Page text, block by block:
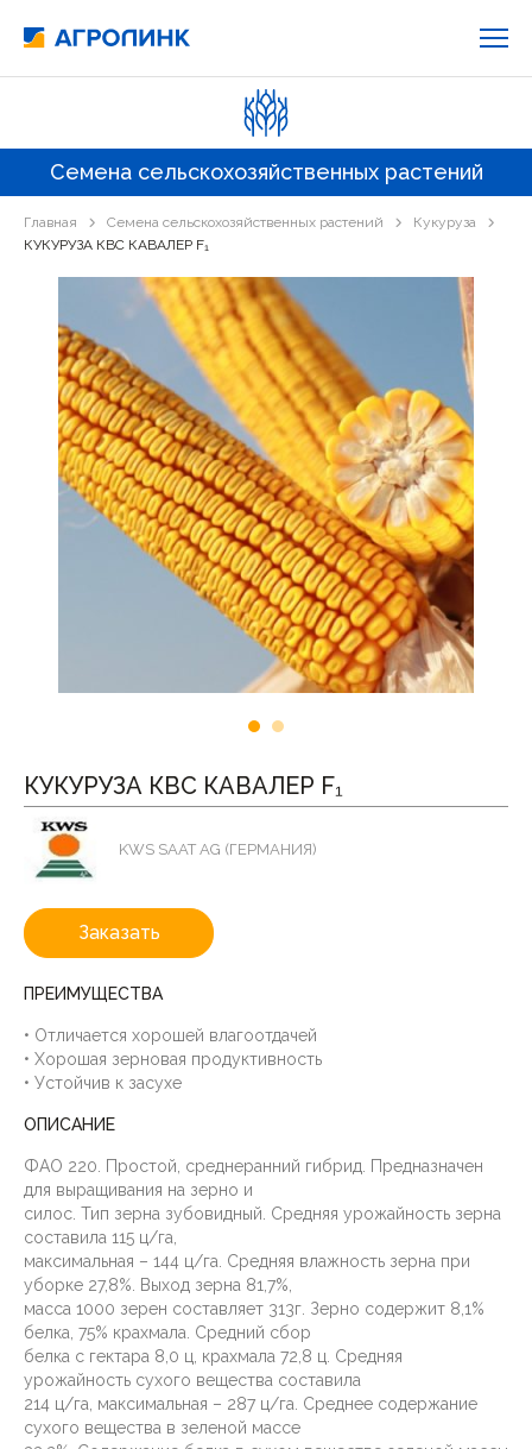
Семена сельскохозяйственных растений
Главная Семена сельскохозяйственных растений
Кукуруза
КУКУРУЗА КВС КАВАЛЕР F₁
КУКУРУЗА КВС КАВАЛЕР F₁
KWS SAAT AG (ГЕРМАНИЯ)
Заказать
ПРЕИМУЩЕСТВА
• Отличается хорошей влагоотдачей
• Хорошая зерновая продуктивность
• Устойчив к засухе
ОПИСАНИЕ
ФАО 220. Простой, среднеранний гибрид. Предназначен
для выращивания на зерно и
силос. Тип зерна зубовидный. Средняя урожайность зерна
составила 115 ц/га,
максимальная – 144 ц/га. Средняя влажность зерна при
уборке 27,8%. Выход зерна 81,7%,
масса 1000 зерен составляет 313г. Зерно содержит 8,1%
белка, 75% крахмала. Средний сбор
белка с гектара 8,0 ц, крахмала 72,8 ц. Средняя
урожайность сухого вещества составила
214 ц/га, максимальная – 287 ц/га. Среднее содержание
сухого вещества в зеленой массе